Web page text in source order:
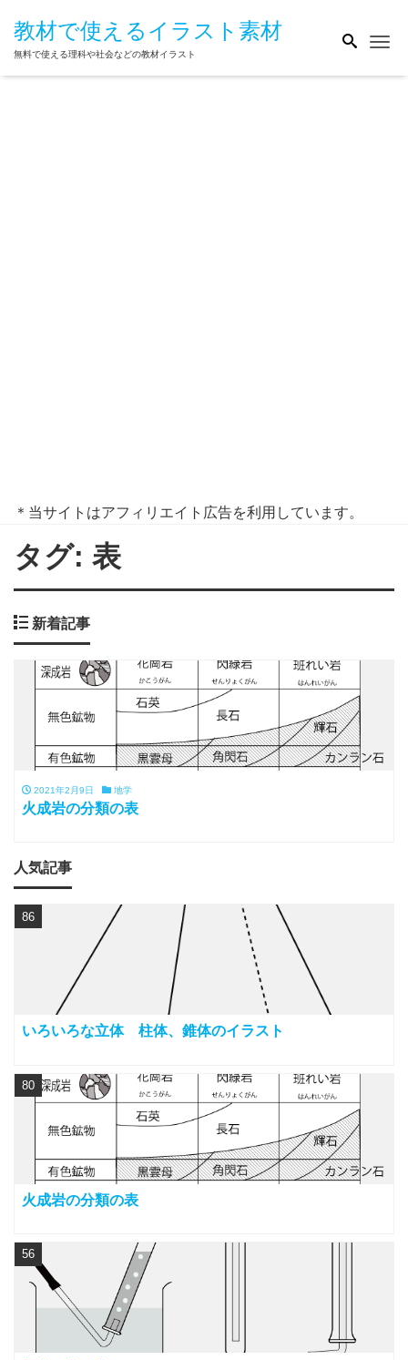
教材で使えるイラスト素材
無料で使える理科や社会などの教材イラスト
＊当サイトはアフィリエイト広告を利用しています。
タグ: 表
新着記事
2021年2月9日 地学
火成岩の分類の表
人気記事
いろいろな立体 柱体、錐体のイラスト
86
火成岩の分類の表
80
56